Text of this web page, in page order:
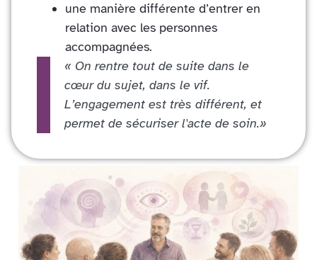
une manière différente d’entrer en
relation avec les personnes
accompagnées.
« On rentre tout de suite dans le
cœur du sujet, dans le vif.
L’engagement est très différent, et
permet de sécuriser l'acte de soin.»